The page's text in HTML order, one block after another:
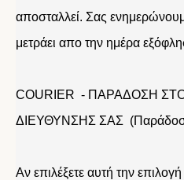
αποσταλλεί. Σας
μετράει απο την ημέρα
COURIER - ΠΑΡΑΔΟΣΗ
ΔΙΕΥΘΥΝΣΗΣ ΣΑΣ (Παράδοση
Αν επιλέξετε αυτή την